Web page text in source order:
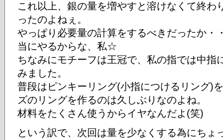
これ以上、銀の量を増やすと溶けなくて終わ
ったのよねぇ。
やっぱり必要量の計算をするべきだったか・
当にやるからな、私☆
ちなみにモチーフは王冠で、私の指では中指
みました。
普段はピンキーリング(小指につけるリング)
ズのリングを作るのは久しぶりなのよね。
材料をたくさん使うからイヤなんだよ(笑)
という訳で、次回は量を少なくする為にちょ